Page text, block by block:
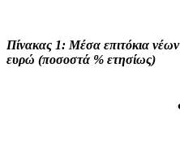
Πίνακας 1: Μέσα επιτόκια
ευρώ (ποσοστά % ετησίως)